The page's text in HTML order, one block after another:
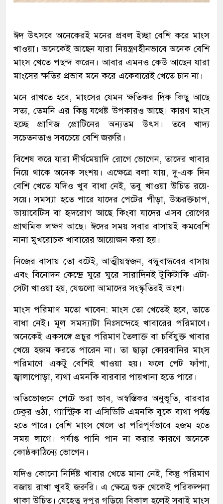
ঈদ উৎসবে অনেকেরই মনের প্রবল ইচ্ছা বেশি করে মাংস
খাওয়া। অনেকেই আছেন যারা নিয়ন্ত্রণহীনভাবে অনেক বেশি
মাংস খেতে পছন্দ করেন। আবার এমনও কেউ আছেন যারা
মাংসের ক্ষতির প্রভাব মনে করে একেবারেই খেতে চান না।
মনে রাখতে হবে, মাংসের যেমন ক্ষতিকর দিক কিছু আছে
সত্য, তেমনি এর কিন্তু যথেষ্ট উপকারও আছে। কারণ মাংস
হচ্ছে প্রাণিজ প্রোটিনের অন্যতম উৎস। তবে খাদ্য
সচেতনতাও সবচেয়ে বেশি জরুরি।
বিশেষ করে যারা দীর্ঘমেয়াদি রোগে ভোগেন, তাদের খাবার
নিয়ে থাকে অনেক সংশয়। এক্ষেত্রে বলা যায়, দু-এক দিন
বেশি খেতে যদিও খুব বাধা নেই, তবু খাওয়া উচিত রয়ে-
সয়ে। সমস্যা হতে পারে যাদের পেটের পীড়া, উচ্চরক্তচাপ,
ডায়াবেটিস বা হৃদরোগ আছে কিংবা যাদের এসব রোগের
প্রাথমিক লক্ষণ আছে। ঈদের সময় সবার বাসায়ই কমবেশি
নানা মুখরোচক খাবারের আয়োজন করা হয়।
নিজের বাসায় তো বটেই, আত্মীয়স্বজন, বন্ধুবান্ধবের বাসায়
এবং বিনোদন কেন্দ্রে ঘুরে ঘুরে সারাদিনই টুকিটাকি এটা-
সেটা খাওয়া হয়, যেগুলো আমাদের সংস্কৃতিরই অংশ।
মাংস পরিমাণ মতো খাবেন: মাংস তো খেতেই হবে, তাতে
বাধা নেই। মূল সমস্যাটা নিঃসন্দেহে খাবারের পরিমাণে।
অনেকেই একসঙ্গে প্রচুর পরিমাণ তৈলাক্ত বা চর্বিযুক্ত খাবার
খেয়ে হজম করতে পারেন না। তা ছাড়া কোরবানির মাংস
পরিমাণে একটু বেশিই খাওয়া হয়। ফলে পেট ফাঁপা,
জ্বালাপোড়া, ব্যথা এমনকি বারবার পায়খানা হতে পারে।
অতিভোজনে পেটে ভরা ভাব, অস্বস্তিকর অনুভূতি, বারবার
ঢেকুর ওঠা, গ্যাস্ট্রিক বা এসিডিটি এমনকি বুকে ব্যথা পর্যন্ত
হতে পারে। বেশি মাংস খেলে তা পরিপূর্ণভাবে হজম হতে
সময় লাগে। পর্যাপ্ত পানি পান না করার কারণে অনেকে
কোষ্ঠকাঠিন্যে ভোগেন।
যদিও কোনো নির্দিষ্ট খাবার খেতে মানা নেই, কিন্তু পরিমাণ
বজায় রাখা খুবই জরুরি। এ ক্ষেত্রে শুরু থেকেই পরিকল্পনা
থাকা উচিত। যেহেতু দুপুর গড়িয়ে বিকাল হলেই সবাই মাংস